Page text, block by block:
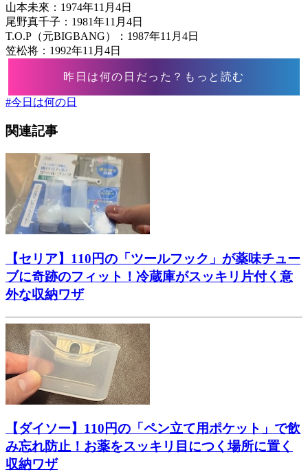
山本未來：1974年11月4日
尾野真千子：1981年11月4日
T.O.P（元BIGBANG）：1987年11月4日
笠松将：1992年11月4日
昨日は何の日だった？もっと読む
#今日は何の日
関連記事
【セリア】110円の「ツールフック」が薬味チュー
ブに奇跡のフィット！冷蔵庫がスッキリ片付く意
外な収納ワザ
【ダイソー】110円の「ペン立て用ポケット」で飲
み忘れ防止！お薬をスッキリ目につく場所に置く
収納ワザ